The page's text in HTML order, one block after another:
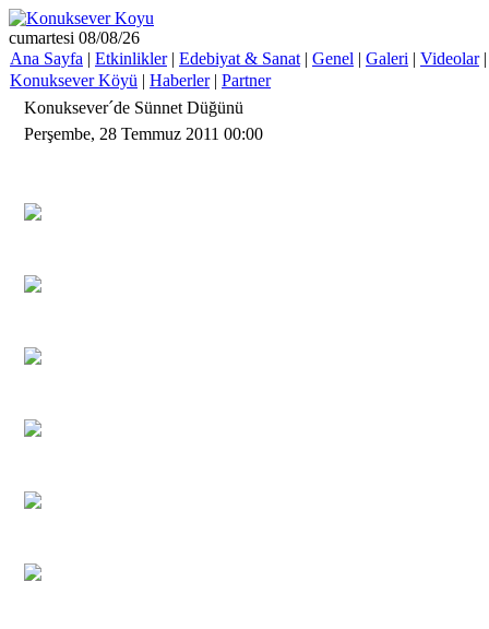
cumartesi 08/08/26
Ana Sayfa | Etkinlikler| Edebiyat & Sanat | Genel | Galeri | Videolar
Konuksever Köyü | Haberler| Partner
Konuksever´de Sünnet Düğünü
Perşembe, 28 Temmuz 2011 00:00